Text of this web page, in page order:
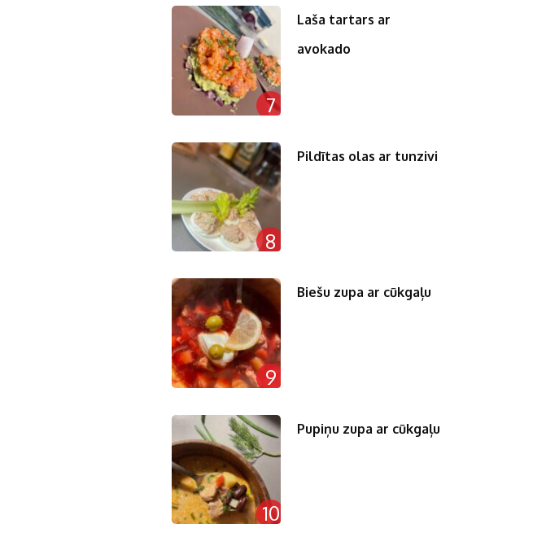
7
Laša tartars ar
avokado
8
Pildītas olas ar tunzivi
9
Biešu zupa ar cūkgaļu
10
Pupiņu zupa ar cūkgaļu